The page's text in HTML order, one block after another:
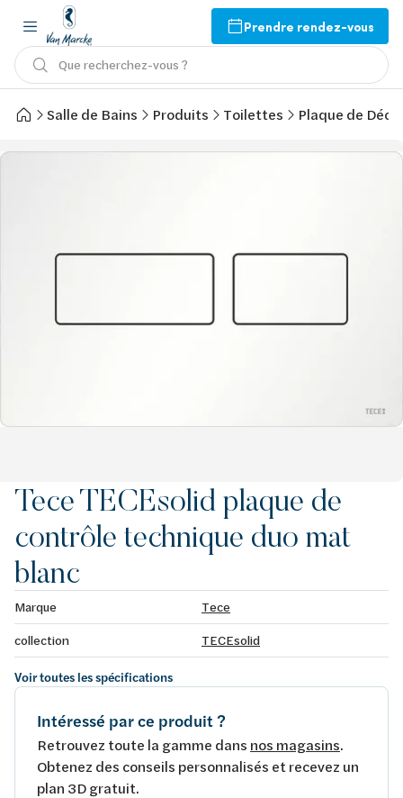
Prendre rendez-vous
Que recherchez-vous ?
Salle de Bains Produits Toilettes Plaque de
Tece TECEsolid plaque de
contrôle technique duo mat
blanc
Marque
Tece
collection
TECEsolid
Voir toutes les spécifications
Intéressé par ce produit ?
Retrouvez toute la gamme dans nos magasins.
Obtenez des conseils personnalisés et recevez un
plan 3D gratuit.